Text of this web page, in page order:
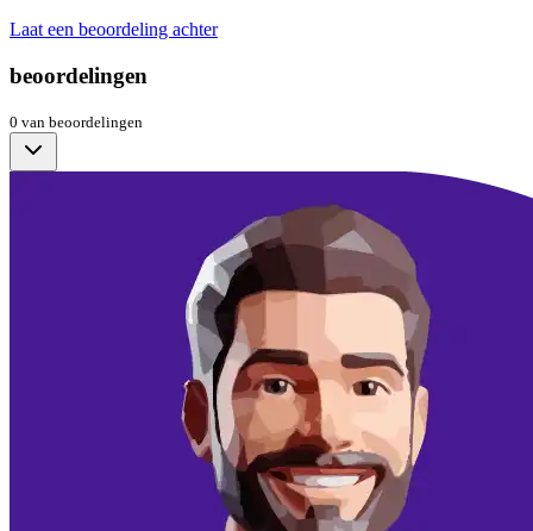
Laat een beoordeling achter
beoordelingen
0 van beoordelingen